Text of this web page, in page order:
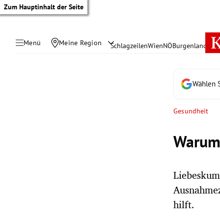
Zum Hauptinhalt der Seite
Menü Meine Region SchlagzeilenWienNÖBurgenland
Wählen
Gesundheit
hilft.